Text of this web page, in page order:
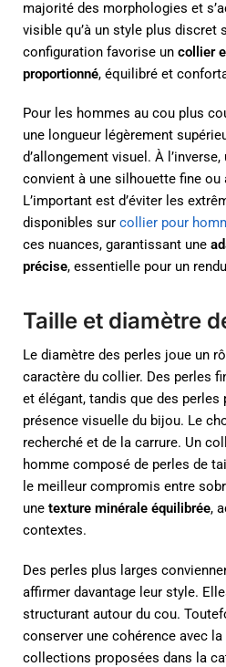
majorité des morphologies et
visible qu’à un style plus discret
configuration favorise un collier
proportionné, équilibré et
Pour les hommes au cou plus
une longueur légèrement
d’allongement visuel. À
convient à une silhouette fine
L’important est d’éviter les
disponibles sur collier pour
ces nuances, garantissant une
précise, essentielle pour un
Taille et diamètre
Le diamètre des perles joue un
caractère du collier. Des perles
et élégant, tandis que des
présence visuelle du bijou. Le
recherché et de la carrure. Un
homme composé de perles de
le meilleur compromis entre
une texture minérale équilibrée,
contextes.
Des perles plus larges
affirmer davantage leur style.
structurant autour du cou.
conserver une cohérence avec
collections proposées dans la